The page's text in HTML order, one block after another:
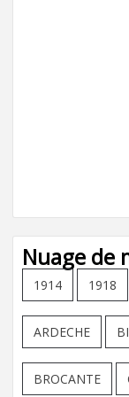
Nuage de
1914 1918
ARDECHE
BROCANTE